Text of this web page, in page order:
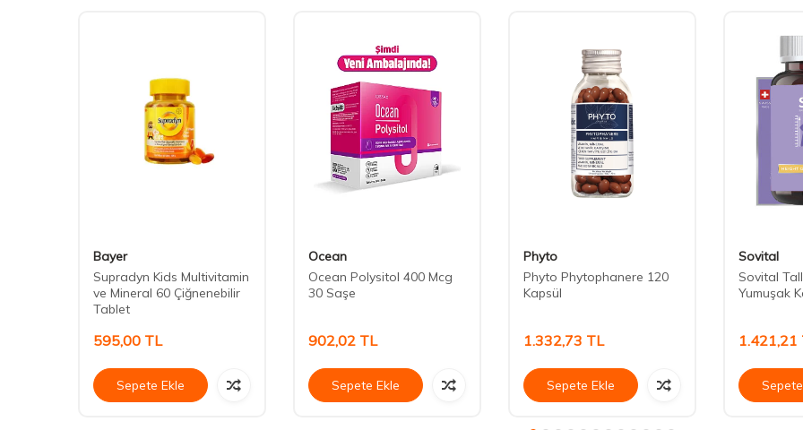
Bayer
Supradyn Kids Multivitamin
ve Mineral 60 Çiğnenebilir
Tablet
595,00 TL
Sepete Ekle
Ocean
Ocean Polysitol 400 Mcg
30 Saşe
902,02 TL
Sepete Ekle
Phyto
Phyto Phytophanere 120
Kapsül
1.332,73 TL
Sepete Ekle
Sovital
Sovital
Yumuşak
1.421,21